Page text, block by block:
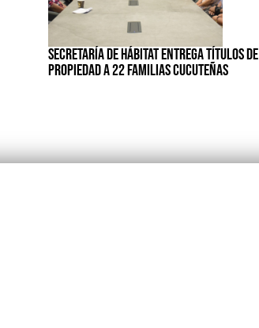
SECRETARÍA DE HÁBITAT ENTREGA TÍTULOS DE
PROPIEDAD A 22 FAMILIAS CUCUTEÑAS